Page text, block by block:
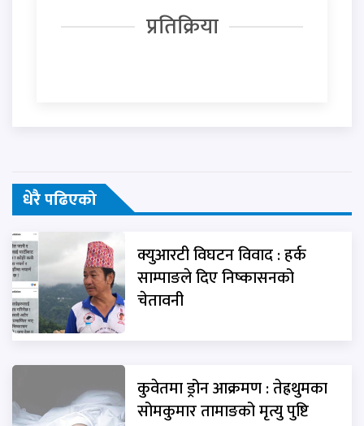
प्रतिक्रिया
धेरै पढिएको
क्युआरटी विघटन विवाद : हर्क
साम्पाङले दिए निष्कासनको
चेतावनी
कुवेतमा ड्रोन आक्रमण : तेह्रथुमका
सोमकुमार तामाङको मृत्यु पुष्टि